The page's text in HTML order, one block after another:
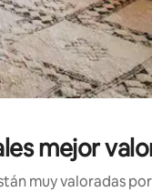
mejor
muy valoradas